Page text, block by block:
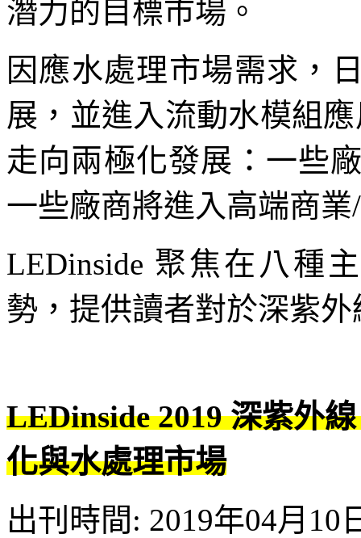
潛力的目標市場。
因應水處理市場需求，
展，並進入流動水模組
走向兩極化發展：一些
一些廠商將進入高端商
LEDinside 聚焦在八種
勢，提供讀者對於深紫
LEDinside 2019 深紫外
化與水處理市場
出刊時間: 2019年04月10